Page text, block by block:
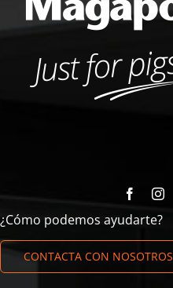
¿Cómo podemos ayudarte?
CONTACTA CON NOSOTROS